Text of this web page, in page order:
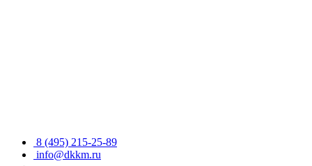
8 (495) 215-25-89
info@dkkm.ru